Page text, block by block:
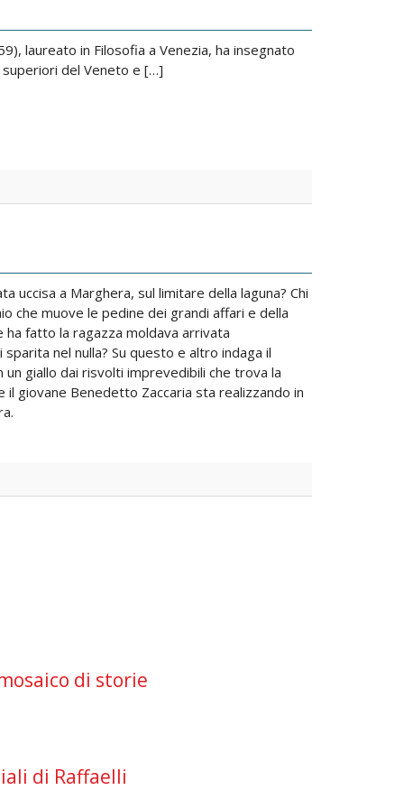
laureato in Filosofia a Venezia, ha insegnato
del Veneto e […]
uccisa a Marghera, sul limitare della laguna? Chi
che muove le pedine dei grandi affari e della
ha fatto la ragazza moldava arrivata
nel nulla? Su questo e altro indaga il
un giallo dai risvolti imprevedibili che trova la
il giovane Benedetto Zaccaria sta realizzando in
di storie
di Raffaelli